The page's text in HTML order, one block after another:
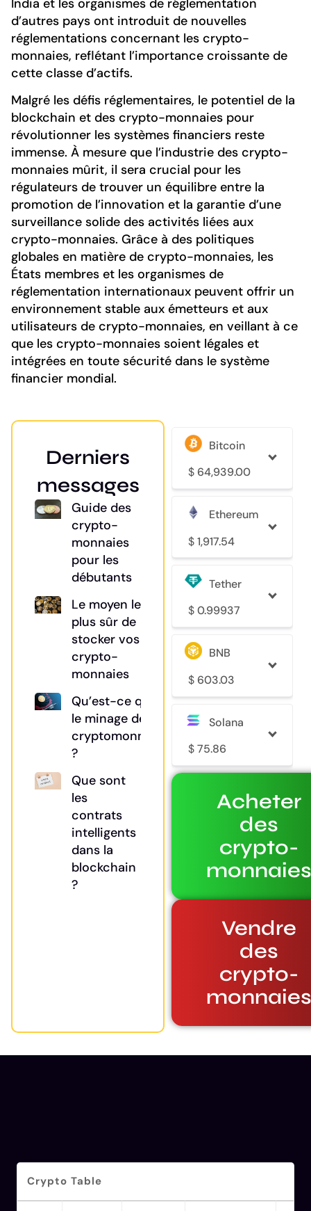
d’autres pays ont introduit de nouvelles
réglementations concernant les crypto-
monnaies, reflétant l’importance croissante de
cette classe d’actifs.
Malgré les défis réglementaires, le potentiel de la
blockchain et des crypto-monnaies pour
révolutionner les systèmes financiers reste
immense. À mesure que l’industrie des crypto-
monnaies mûrit, il sera crucial pour les
régulateurs de trouver un équilibre entre la
promotion de l’innovation et la garantie d’une
surveillance solide des activités liées aux
crypto-monnaies. Grâce à des politiques
globales en matière de crypto-monnaies, les
États membres et les organismes de
réglementation internationaux peuvent offrir un
environnement stable aux émetteurs et aux
utilisateurs de crypto-monnaies, en veillant à ce
que les crypto-monnaies soient légales et
intégrées en toute sécurité dans le système
financier mondial.
Derniers
messages
Guide des
crypto-
monnaies
pour les
débutants
Le moyen le
plus sûr de
stocker vos
crypto-
monnaies
Qu’est-ce que
le minage de
cryptomonnaies
?
Que sont
les
contrats
intelligents
dans la
blockchain
?
Bitcoin
$ 64,939.00
Ethereum
$ 1,917.54
Tether
$ 0.99937
BNB
$ 603.03
Solana
$ 75.86
Acheter
des
crypto-
Vendre
des
crypto-
Crypto Table